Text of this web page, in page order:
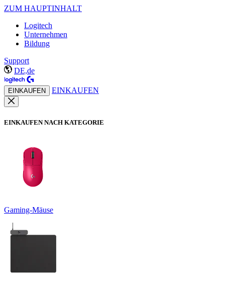
ZUM HAUPTINHALT
Logitech
Unternehmen
Bildung
Support
DE,de
EINKAUFEN EINKAUFEN
EINKAUFEN NACH KATEGORIE
Gaming-Mäuse